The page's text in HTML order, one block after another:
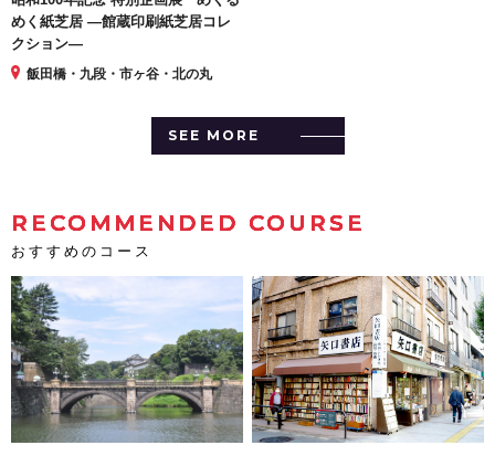
めく紙芝居 ―館蔵印刷紙芝居コレ
クション―
飯田橋・九段・市ヶ谷・北の丸
SEE MORE
RECOMMENDED COURSE
おすすめのコース